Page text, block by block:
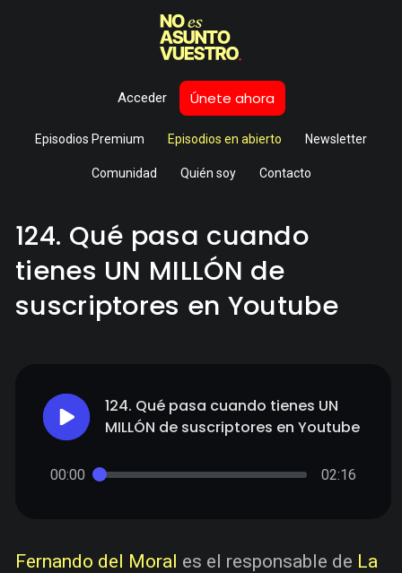
Acceder Únete ahora
Episodios Premium Episodios en abierto Newsletter
Comunidad Quién soy Contacto
124. Qué pasa cuando
tienes UN MILLÓN de
suscriptores en Youtube
124. Qué pasa cuando tienes UN
MILLÓN de suscriptores en Youtube
00:00 02:16
Fernando del Moral es el responsable de La